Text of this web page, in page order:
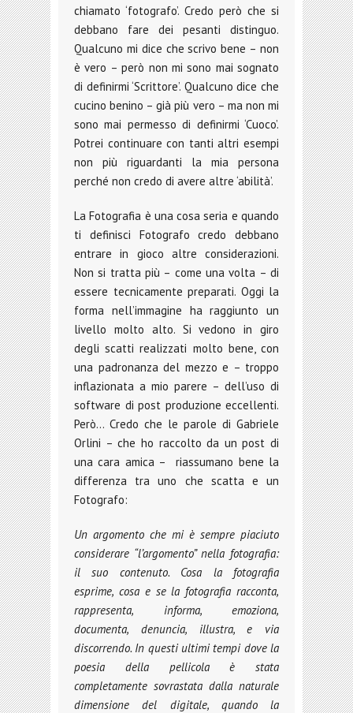
chiamato ‘fotografo’. Credo però che si
debbano fare dei pesanti distinguo.
Qualcuno mi dice che scrivo bene – non
è vero – però non mi sono mai sognato
di definirmi ‘Scrittore’. Qualcuno dice che
cucino benino – già più vero – ma non mi
sono mai permesso di definirmi ‘Cuoco’.
Potrei continuare con tanti altri esempi
non più riguardanti la mia persona
perché non credo di avere altre ‘abilità’.
La Fotografia è una cosa seria e quando
ti definisci Fotografo credo debbano
entrare in gioco altre considerazioni.
Non si tratta più – come una volta – di
essere tecnicamente preparati. Oggi la
forma nell’immagine ha raggiunto un
livello molto alto. Si vedono in giro
degli scatti realizzati molto bene, con
una padronanza del mezzo e – troppo
inflazionata a mio parere – dell’uso di
software di post produzione eccellenti.
Però… Credo che le parole di Gabriele
Orlini – che ho raccolto da un post di
una cara amica – riassumano bene la
differenza tra uno che scatta e un
Fotografo:
Un argomento che mi è sempre piaciuto
considerare “l’argomento” nella fotografia:
il suo contenuto. Cosa la fotografia
esprime, cosa e se la fotografia racconta,
rappresenta, informa, emoziona,
documenta, denuncia, illustra, e via
discorrendo. In questi ultimi tempi dove la
poesia della pellicola è stata
completamente sovrastata dalla naturale
dimensione del digitale, quando la